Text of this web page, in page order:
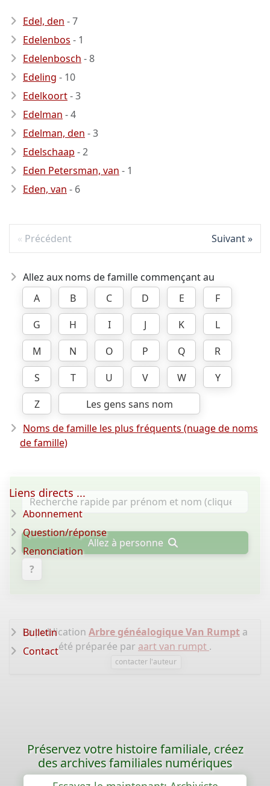
Edel, den - 7
Edelenbos - 1
Edelenbosch - 8
Edeling - 10
Edelkoort- 3
Edelman - 4
Edelman, den - 3
Edelschaap - 2
Eden Petersman, van - 1
Eden, van - 6
Précédent Suivant
Allez aux noms de famille commençant au
A
B C D E
F
G
H I J K
L
M
N O P Q
R
S
T U V W
Y
Z
Les gens sans nom
Noms de famille les plus fréquents (nuage de noms
de famille)
Allez à personne
?
La publication Arbre généalogique Van Rumpt a
été préparée par aart van rumpt .
contacter l'auteur
Liens directs ...
Abonnement
Question/réponse
Renonciation
Bulletin
Contact
Préservez votre histoire familiale, créez
des archives familiales numériques